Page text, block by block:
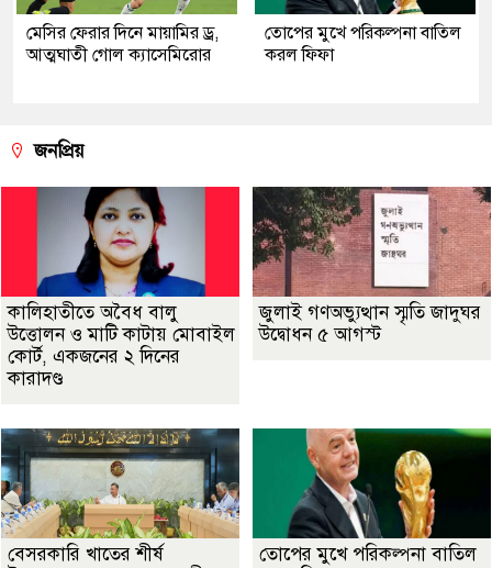
মেসির ফেরার দিনে মায়ামির ড্র,
আত্মঘাতী গোল ক্যাসেমিরোর
তোপের মুখে পরিকল্পনা বাতিল
করল ফিফা
জনপ্রিয়
কালিহাতীতে অবৈধ বালু
উত্তোলন ও মাটি কাটায় মোবাইল
কোর্ট, একজনের ২ দিনের
কারাদণ্ড
জুলাই গণঅভ্যুত্থান স্মৃতি জাদুঘর
উদ্বোধন ৫ আগস্ট
বেসরকারি খাতের শীর্ষ
তোপের মুখে পরিকল্পনা বাতিল